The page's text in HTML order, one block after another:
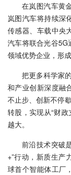
在岚图汽车黄
岚图汽车将持续深
传感器、车载中央
汽车将联合光谷5G
领域优势企业，形
把更多科学家
和产业创新深度融
不止步、创新不停
转股，实现从“财政
越大。
前沿技术突破
+”行动，新质生产
球首个智能体工厂